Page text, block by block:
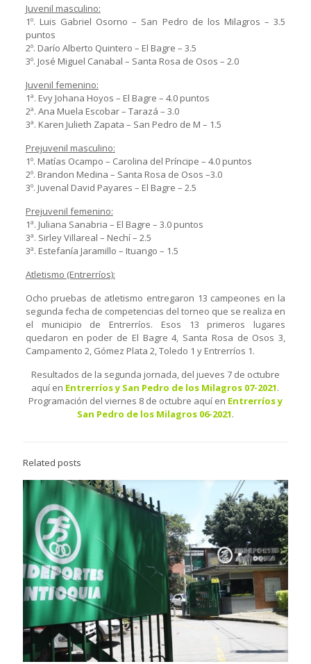
Juvenil masculino:
1º. Luis Gabriel Osorno – San Pedro de los Milagros – 3.5
puntos
2º. Darío Alberto Quintero – El Bagre – 3.5
3º. José Miguel Canabal – Santa Rosa de Osos – 2.0
Juvenil femenino:
1ª. Evy Johana Hoyos – El Bagre – 4.0 puntos
2ª. Ana Muela Escobar – Tarazá – 3.0
3ª. Karen Julieth Zapata – San Pedro de M – 1.5
Prejuvenil masculino:
1º. Matías Ocampo – Carolina del Príncipe – 4.0 puntos
2º. Brandon Medina – Santa Rosa de Osos –3.0
3º. Juvenal David Payares – El Bagre – 2.5
Prejuvenil femenino:
1ª. Juliana Sanabria – El Bagre – 3.0 puntos
3ª. Sirley Villareal – Nechí – 2.5
3ª. Estefanía Jaramillo – Ituango – 1.5
Atletismo (Entrerríos):
Ocho pruebas de atletismo entregaron 13 campeones en la
segunda fecha de competencias del torneo que se realiza en
el municipio de Entrerríos. Esos 13 primeros lugares
quedaron en poder de El Bagre 4, Santa Rosa de Osos 3,
Campamento 2, Gómez Plata 2, Toledo 1 y Entrerríos 1.
Resultados de la segunda jornada, del jueves 7 de octubre
aquí en Entrerríos y San Pedro de los Milagros 07-2021.
Programación del viernes 8 de octubre aquí en Entrerríos y
San Pedro de los Milagros 06-2021.
Related posts